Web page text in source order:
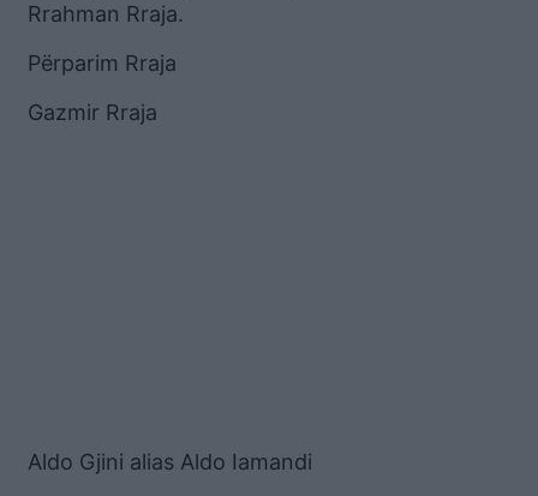
Rrahman Rraja.
Përparim Rraja
Gazmir Rraja
Aldo Gjini alias Aldo Iamandi